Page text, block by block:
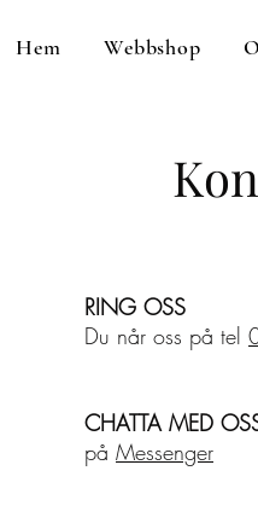
Hem Webbshop
RING OSS
Du når oss på tel
CHATTA MED
på Messenger